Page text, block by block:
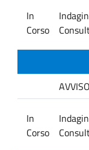
In
Corso
In
Corso